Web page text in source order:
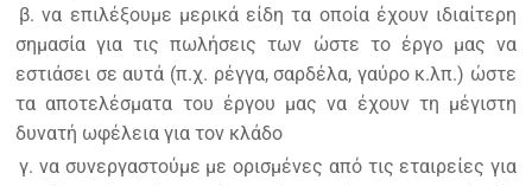
β. να επιλέξουμε μερικά είδη τα οποία έχουν ιδιαίτερη
σημασία για τις πωλήσεις των ώστε το έργο μας να
εστιάσει σε αυτά (π.χ. ρέγγα, σαρδέλα, γαύρο κ.λπ.) ώστε
τα αποτελέσματα του έργου μας να έχουν τη μέγιστη
δυνατή ωφέλεια για τον κλάδο
γ. να συνεργαστούμε με ορισμένες από τις εταιρείες για